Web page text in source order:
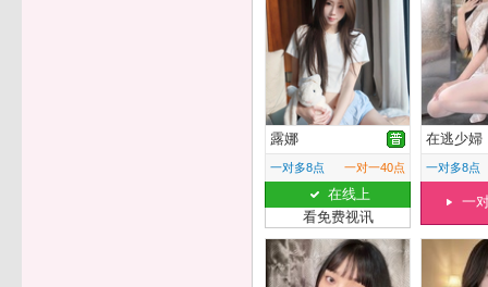
露娜
一对多8点 一对一40点
在线上
看免费视讯
在逃少婦
一对多8点
一